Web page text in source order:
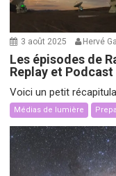
3 août 2025 Hervé
Les épisodes de
Replay et Podcast
Voici un petit
Médias de lumière